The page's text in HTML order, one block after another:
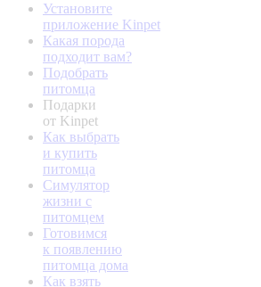
Установите
приложение Kinpet
Какая порода
подходит вам?
Подобрать
питомца
Подарки
от Kinpet
Как выбрать
и купить
питомца
Симулятор
жизни с
питомцем
Готовимся
к появлению
питомца дома
Как взять